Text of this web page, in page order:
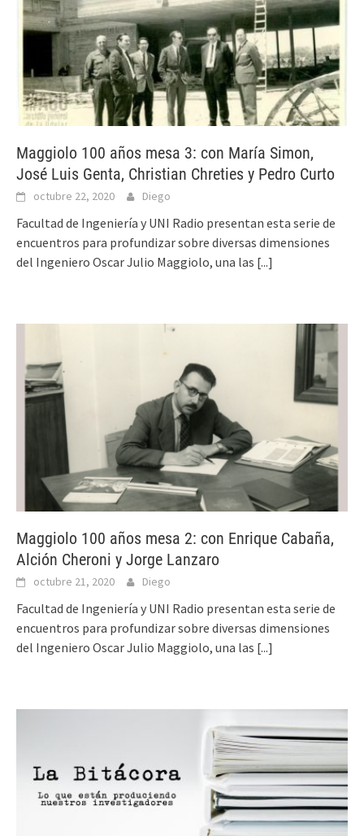
Maggiolo 100 años mesa 3: con María Simon,
José Luis Genta, Christian Chreties y Pedro Curto
octubre 22, 2020 Diego
Facultad de Ingeniería y UNI Radio presentan esta serie de
encuentros para profundizar sobre diversas dimensiones
del Ingeniero Oscar Julio Maggiolo, una las [...]
Maggiolo 100 años mesa 2: con Enrique Cabaña,
Alción Cheroni y Jorge Lanzaro
octubre 21, 2020 Diego
Facultad de Ingeniería y UNI Radio presentan esta serie de
encuentros para profundizar sobre diversas dimensiones
del Ingeniero Oscar Julio Maggiolo, una las [...]